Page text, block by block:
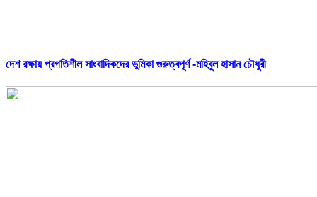
দেশ রক্ষায় প্রগতিশীল সাংবাদিকদের ভুমিকা গুরুত্বপূর্ণ -মহিবুল হাসান চৌধুরী